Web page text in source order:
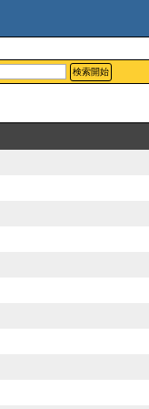
検索開始